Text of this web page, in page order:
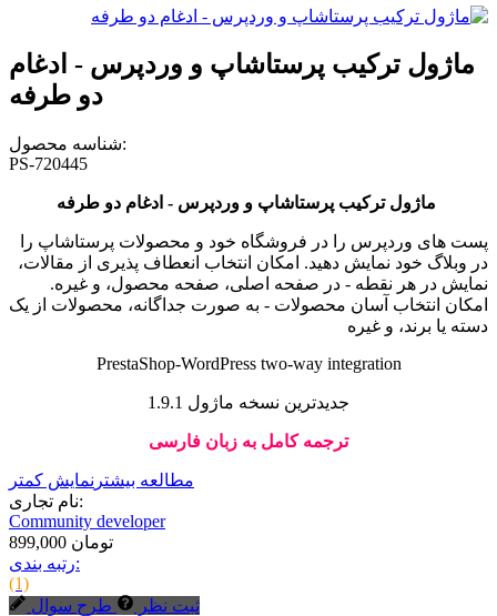
ماژول ترکیب پرستاشاپ و وردپرس - ادغام
دو طرفه
شناسه محصول:
PS-720445
ماژول ترکیب پرستاشاپ و وردپرس - ادغام دو طرفه
پست های وردپرس را در فروشگاه خود و محصولات پرستاشاپ را
در وبلاگ خود نمایش دهید. امکان انتخاب انعطاف پذیری از مقالات،
نمایش در هر نقطه - در صفحه اصلی، صفحه محصول، و غیره.
امکان انتخاب آسان محصولات - به صورت جداگانه، محصولات از یک
دسته یا برند، و غیره
PrestaShop-WordPress two-way integration
جدیدترین نسخه ماژول 1.9.1
ترجمه کامل به زبان فارسی
مطالعه بیشتر نمایش کمتر
نام تجاری:
Community developer
899,000 تومان
رتبه بندی:
(1)
ثبت نظر
طرح سوال